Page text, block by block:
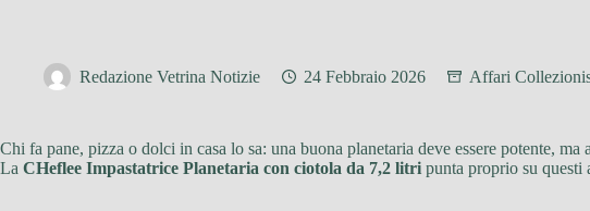
Redazione Vetrina Notizie 24 Febbraio 2026 Affari
Chi fa pane, pizza o dolci in casa lo sa: una buona planetaria deve essere potente, ma
La CHeflee Impastatrice Planetaria con ciotola da 7,2 litri punta proprio su questi